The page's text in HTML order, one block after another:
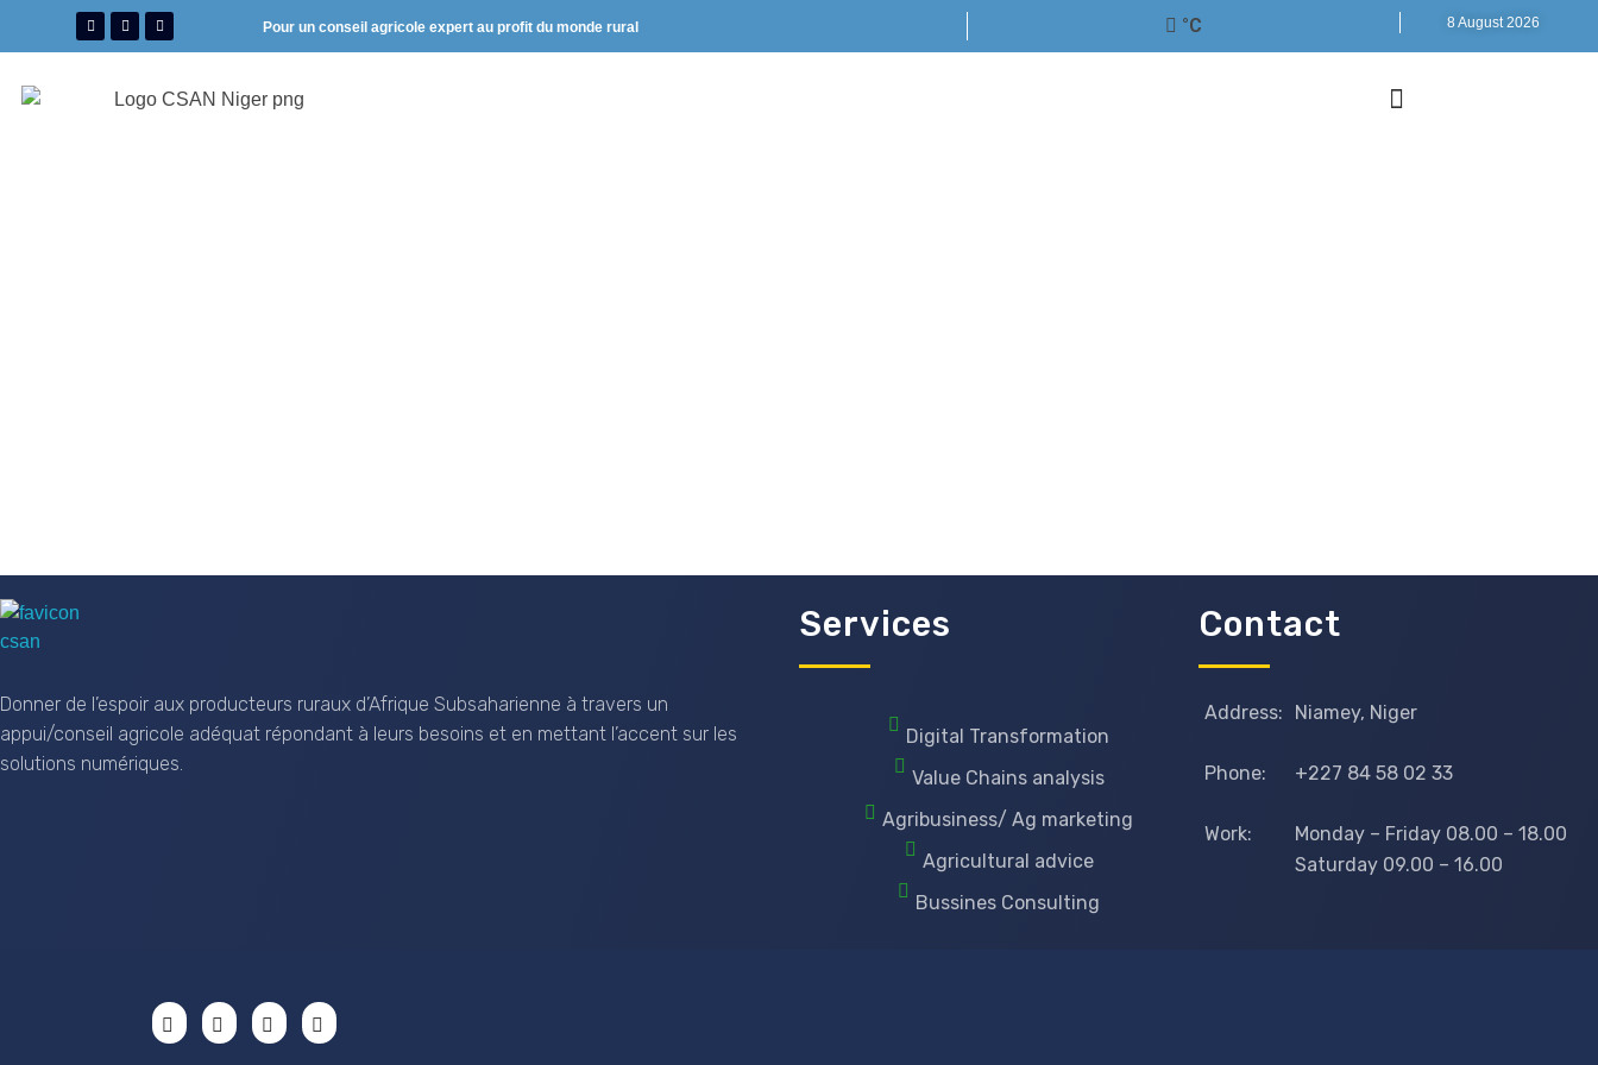
Pour un conseil agricole expert au profit du monde rural °C 8 August 2026
Donner de l’espoir aux producteurs ruraux d’Afrique Subsaharienne à travers un
appui/conseil agricole adéquat répondant à leurs besoins et en mettant l’accent sur les
solutions numériques.
Services
Digital Transformation
Value Chains analysis
Agribusiness/ Ag marketing
Agricultural advice
Bussines Consulting
Contact
Address: Niamey, Niger
Phone: +227 84 58 02 33
Work:
Monday – Friday 08.00 – 18.00
Saturday 09.00 – 16.00